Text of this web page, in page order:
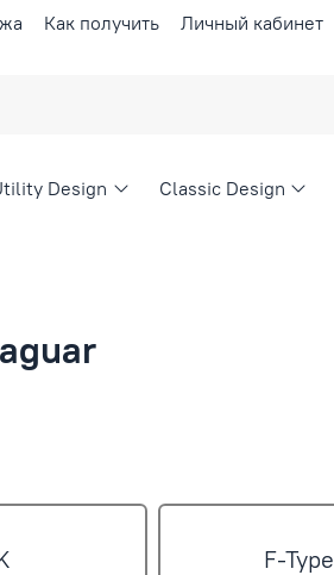
Как получить Личный кабинет
Design Classic Design
F-Type